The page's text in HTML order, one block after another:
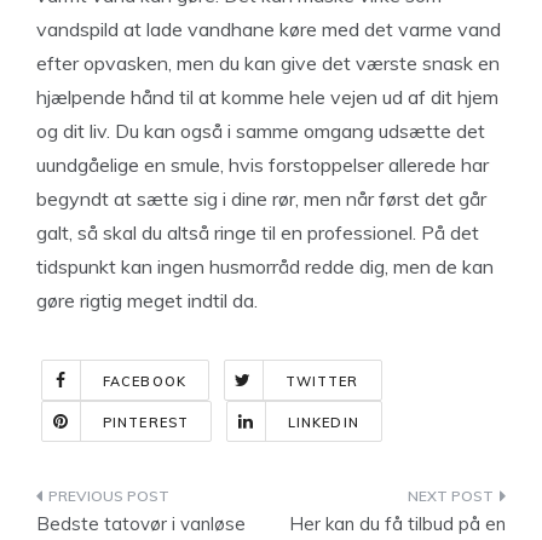
vandspild at lade vandhane køre med det varme vand
efter opvasken, men du kan give det værste snask en
hjælpende hånd til at komme hele vejen ud af dit hjem
og dit liv. Du kan også i samme omgang udsætte det
uundgåelige en smule, hvis forstoppelser allerede har
begyndt at sætte sig i dine rør, men når først det går
galt, så skal du altså ringe til en professionel. På det
tidspunkt kan ingen husmorråd redde dig, men de kan
gøre rigtig meget indtil da.
FACEBOOK TWITTER
PINTEREST LINKEDIN
Indlægsnavigation
Bedste tatovør i vanløse
Her kan du få tilbud på en